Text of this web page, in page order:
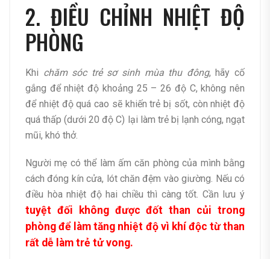
2. ĐIỀU CHỈNH NHIỆT ĐỘ
PHÒNG
Khi chăm sóc trẻ sơ sinh mùa thu đông, hãy cố
gắng để nhiệt độ khoảng 25 – 26 độ C, không nên
để nhiệt độ quá cao sẽ khiến trẻ bị sốt, còn nhiệt độ
quá thấp (dưới 20 độ C) lại làm trẻ bị lạnh cóng, ngạt
mũi, khó thở.
Người mẹ có thể làm ấm căn phòng của mình bằng
cách đóng kín cửa, lót chăn đệm vào giường. Nếu có
điều hòa nhiệt độ hai chiều thì càng tốt. Cần lưu ý
tuyệt đối không được đốt than củi trong
phòng để làm tăng nhiệt độ vì khí độc từ than
rất dễ làm trẻ tử vong.